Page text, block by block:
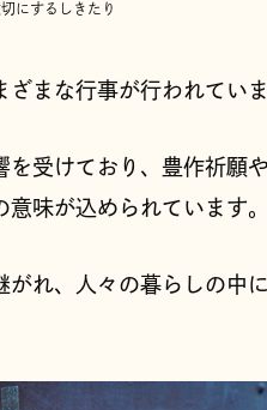
にするしきたり
ざまな行事が行われてい
を受けており、豊作祈願
意味が込められています
がれ、人々の暮らしの中